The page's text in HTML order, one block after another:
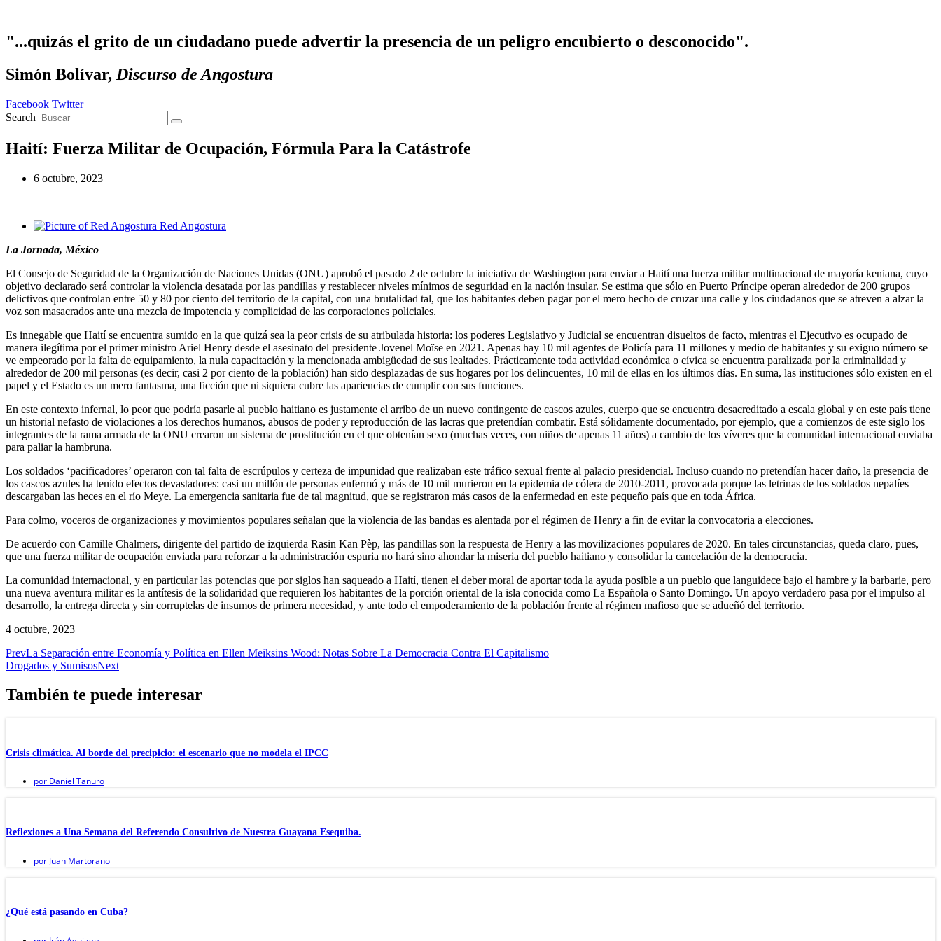
"...quizás el grito de un ciudadano puede advertir la presencia de un peligro encubierto o desconocido".
Simón Bolívar, Discurso de Angostura
Facebook Twitter
Search
Haití: Fuerza Militar de Ocupación, Fórmula Para la Catástrofe
6 octubre, 2023
Red Angostura
La Jornada, México
El Consejo de Seguridad de la Organización de Naciones Unidas (ONU) aprobó el pasado 2 de octubre la iniciativa de Washington para enviar a Haití una fuerza militar multinacional de mayoría keniana, cuyo
objetivo declarado será controlar la violencia desatada por las pandillas y restablecer niveles mínimos de seguridad en la nación insular. Se estima que sólo en Puerto Príncipe operan alrededor de 200 grupos
delictivos que controlan entre 50 y 80 por ciento del territorio de la capital, con una brutalidad tal, que los habitantes deben pagar por el mero hecho de cruzar una calle y los ciudadanos que se atreven a alzar la
voz son masacrados ante una mezcla de impotencia y complicidad de las corporaciones policiales.
Es innegable que Haití se encuentra sumido en la que quizá sea la peor crisis de su atribulada historia: los poderes Legislativo y Judicial se encuentran disueltos de facto, mientras el Ejecutivo es ocupado de
manera ilegítima por el primer ministro Ariel Henry desde el asesinato del presidente Jovenel Moïse en 2021. Apenas hay 10 mil agentes de Policía para 11 millones y medio de habitantes y su exiguo número se
ve empeorado por la falta de equipamiento, la nula capacitación y la mencionada ambigüedad de sus lealtades. Prácticamente toda actividad económica o cívica se encuentra paralizada por la criminalidad y
alrededor de 200 mil personas (es decir, casi 2 por ciento de la población) han sido desplazadas de sus hogares por los delincuentes, 10 mil de ellas en los últimos días. En suma, las instituciones sólo existen en el
papel y el Estado es un mero fantasma, una ficción que ni siquiera cubre las apariencias de cumplir con sus funciones.
En este contexto infernal, lo peor que podría pasarle al pueblo haitiano es justamente el arribo de un nuevo contingente de cascos azules, cuerpo que se encuentra desacreditado a escala global y en este país tiene
un historial nefasto de violaciones a los derechos humanos, abusos de poder y reproducción de las lacras que pretendían combatir. Está sólidamente documentado, por ejemplo, que a comienzos de este siglo los
integrantes de la rama armada de la ONU crearon un sistema de prostitución en el que obtenían sexo (muchas veces, con niños de apenas 11 años) a cambio de los víveres que la comunidad internacional enviaba
para paliar la hambruna.
Los soldados ‘pacificadores’ operaron con tal falta de escrúpulos y certeza de impunidad que realizaban este tráfico sexual frente al palacio presidencial. Incluso cuando no pretendían hacer daño, la presencia de
los cascos azules ha tenido efectos devastadores: casi un millón de personas enfermó y más de 10 mil murieron en la epidemia de cólera de 2010-2011, provocada porque las letrinas de los soldados nepalíes
descargaban las heces en el río Meye. La emergencia sanitaria fue de tal magnitud, que se registraron más casos de la enfermedad en este pequeño país que en toda África.
Para colmo, voceros de organizaciones y movimientos populares señalan que la violencia de las bandas es alentada por el régimen de Henry a fin de evitar la convocatoria a elecciones.
De acuerdo con Camille Chalmers, dirigente del partido de izquierda Rasin Kan Pèp, las pandillas son la respuesta de Henry a las movilizaciones populares de 2020. En tales circunstancias, queda claro, pues,
que una fuerza militar de ocupación enviada para reforzar a la administración espuria no hará sino ahondar la miseria del pueblo haitiano y consolidar la cancelación de la democracia.
La comunidad internacional, y en particular las potencias que por siglos han saqueado a Haití, tienen el deber moral de aportar toda la ayuda posible a un pueblo que languidece bajo el hambre y la barbarie, pero
una nueva aventura militar es la antítesis de la solidaridad que requieren los habitantes de la porción oriental de la isla conocida como La Española o Santo Domingo. Un apoyo verdadero pasa por el impulso al
desarrollo, la entrega directa y sin corruptelas de insumos de primera necesidad, y ante todo el empoderamiento de la población frente al régimen mafioso que se adueñó del territorio.
4 octubre, 2023
PrevLa Separación entre Economía y Política en Ellen Meiksins Wood: Notas Sobre La Democracia Contra El Capitalismo
Drogados y SumisosNext
También te puede interesar
Crisis climática. Al borde del precipicio: el escenario que no modela el IPCC
por Daniel Tanuro
Reflexiones a Una Semana del Referendo Consultivo de Nuestra Guayana Esequiba.
por Juan Martorano
¿Qué está pasando en Cuba?